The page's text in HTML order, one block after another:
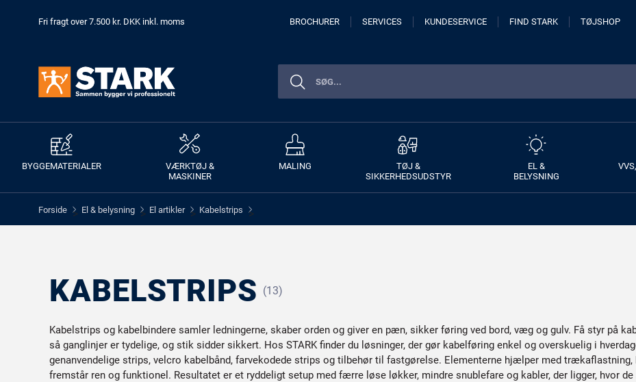
Fri fragt over 7.500 kr. DKK inkl. moms BROCHURER SERVICES KUNDESERVICE FIND STARK TØJSHOP
BYGGEMATERIALER
VÆRKTØJ &
MASKINER
MALING
TØJ &
SIKKERHEDSUDSTYR
EL &
BELYSNING
Forside > El & belysning > El artikler > Kabelstrips >
KABELSTRIPS (13)
Kabelstrips og kabelbindere samler ledningerne, skaber orden og giver en pæn, sikker føring ved bord, væg og gulv. Få styr på
så ganglinjer er tydelige, og stik sidder sikkert. Hos STARK finder du løsninger, der gør kabelføring enkel og overskuelig i
genanvendelige strips, velcro kabelbånd, farvekodede strips og tilbehør til fastgørelse. Elementerne hjælper med
fremstår ren og funktionel. Resultatet er et ryddeligt setup med færre løse løkker, mindre snublefare og kabler, der ligger, hvor